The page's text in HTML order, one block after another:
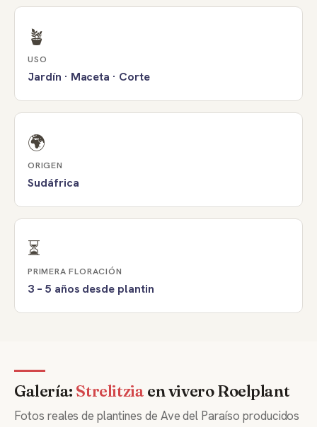
🪴
USO
Jardín · Maceta · Corte
🌍
ORIGEN
Sudáfrica
⏳
PRIMERA FLORACIÓN
3 – 5 años desde plantin
Galería: Strelitzia en vivero Roelplant
Fotos reales de plantines de Ave del Paraíso producidos